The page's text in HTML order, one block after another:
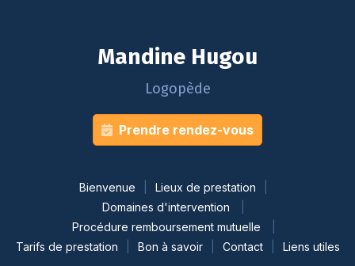
Mandine Hugou
Logopède
Prendre rendez-vous
Bienvenue
Lieux de prestation
Domaines d'intervention
Procédure remboursement mutuelle
Tarifs de prestation
Bon à savoir Contact Liens utiles